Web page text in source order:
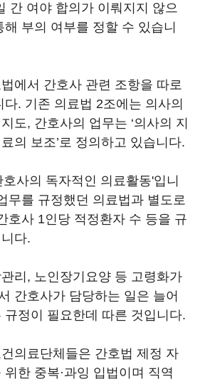
간 여야 합의가 이뤄지지 않으
부의 여부를 정할 수 있습니
에서 간호사 관련 조항을 따로
. 기존 의료법 2조에는 의사의
도, 간호사의 업무는 ‘의사의 지
의 보조’로 정의하고 있습니다.
사의 독자적인 의료활동'입니
무를 규정했던 의료법과 별도로
호사 1인당 적정환자 수 등을 규
다.
리, 노인장기요양 등 고령화가
간호사가 담당하는 일은 늘어
규정이 필요한데 따른 것입니다.
의료단체들은 간호법 제정 자
한 중복·과잉 입법이며 직역